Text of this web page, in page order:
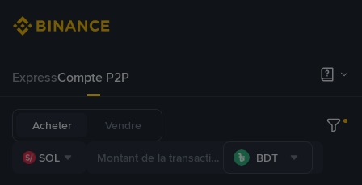
ExpressCompte P2P
Acheter Vendre
SOL BDT